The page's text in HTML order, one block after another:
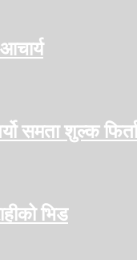
समता शुल्क
भिड